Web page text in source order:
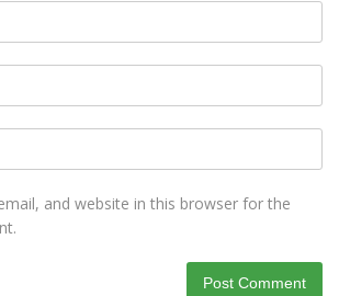
and website in this browser for the